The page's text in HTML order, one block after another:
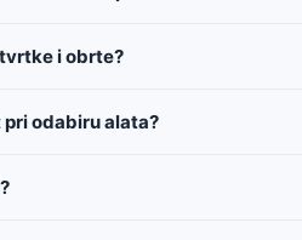
i obrte?
odabiru alata?